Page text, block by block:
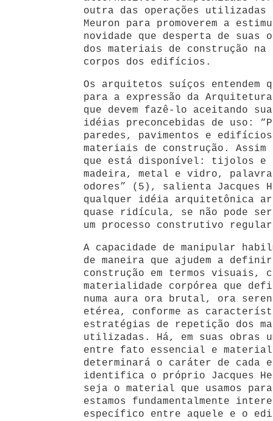
outra das operações utilizadas
Meuron para promoverem a
novidade que desperta de suas
dos materiais de construção
corpos dos edifícios.
Os arquitetos suíços entendem
para a expressão da
que devem fazê-lo aceitando
idéias preconcebidas de uso:
paredes, pavimentos e edifícios
materiais de construção.
que está disponível: tijolos e
madeira, metal e vidro,
odores” (5), salienta Jacques
qualquer idéia arquitetônica
quase ridícula, se não pode
um processo construtivo
A capacidade de manipular
de maneira que ajudem a
construção em termos visuais,
materialidade corpórea que
numa aura ora brutal, ora
etérea, conforme as
estratégias de repetição dos
utilizadas. Há, em suas obras
entre fato essencial e
determinará o caráter de cada
identifica o próprio Jacques
seja o material que usamos
estamos fundamentalmente
específico entre aquele e o